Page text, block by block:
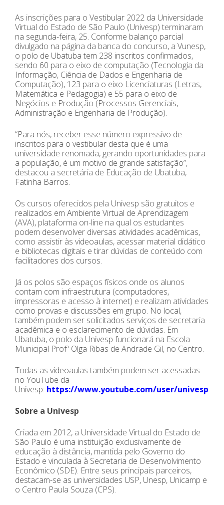
As inscrições para o Vestibular 2022 da Universidade
Virtual do Estado de São Paulo (Univesp) terminaram
na segunda-feira, 25. Conforme balanço parcial
divulgado na página da banca do concurso, a Vunesp,
o polo de Ubatuba tem 238 inscritos confirmados,
sendo 60 para o eixo de computação (Tecnologia da
Informação, Ciência de Dados e Engenharia de
Computação), 123 para o eixo Licenciaturas (Letras,
Matemática e Pedagogia) e 55 para o eixo de
Negócios e Produção (Processos Gerenciais,
Administração e Engenharia de Produção).
“Para nós, receber esse número expressivo de
inscritos para o vestibular desta que é uma
universidade renomada, gerando oportunidades para
a população, é um motivo de grande satisfação”,
destacou a secretária de Educação de Ubatuba,
Fatinha Barros.
Os cursos oferecidos pela Univesp são gratuitos e
realizados em Ambiente Virtual de Aprendizagem
(AVA), plataforma on-line na qual os estudantes
podem desenvolver diversas atividades acadêmicas,
como assistir às videoaulas, acessar material didático
e bibliotecas digitais e tirar dúvidas de conteúdo com
facilitadores dos cursos.
Já os polos são espaços físicos onde os alunos
contam com infraestrutura (computadores,
impressoras e acesso à internet) e realizam atividades
como provas e discussões em grupo. No local,
também podem ser solicitados serviços de secretaria
acadêmica e o esclarecimento de dúvidas. Em
Ubatuba, o polo da Univesp funcionará na Escola
Municipal Profª Olga Ribas de Andrade Gil, no Centro.
Todas as videoaulas também podem ser acessadas
no YouTube da
Univesp: https://www.youtube.com/user/univesptv
Sobre a Univesp
Criada em 2012, a Universidade Virtual do Estado de
São Paulo é uma instituição exclusivamente de
educação à distância, mantida pelo Governo do
Estado e vinculada à Secretaria de Desenvolvimento
Econômico (SDE). Entre seus principais parceiros,
destacam-se as universidades USP, Unesp, Unicamp e
o Centro Paula Souza (CPS).